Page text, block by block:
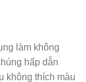
làm không
hấp dẫn
không thích màu